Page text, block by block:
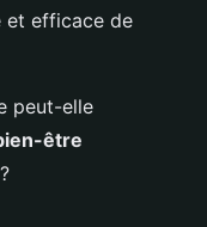
et efficace de
peut-elle
être